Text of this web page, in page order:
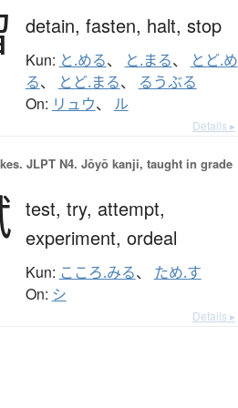
detain, fasten, halt, stop
Kun: と.める、 と.まる、
とど.め
る、 とど.まる、 るうぶる
On: リュウ、 ル
Details ▸
JLPT N4. Jōyō kanji, taught in grade
test, try, attempt,
experiment, ordeal
Kun: こころ.みる、 ため.す
On: シ
Details ▸